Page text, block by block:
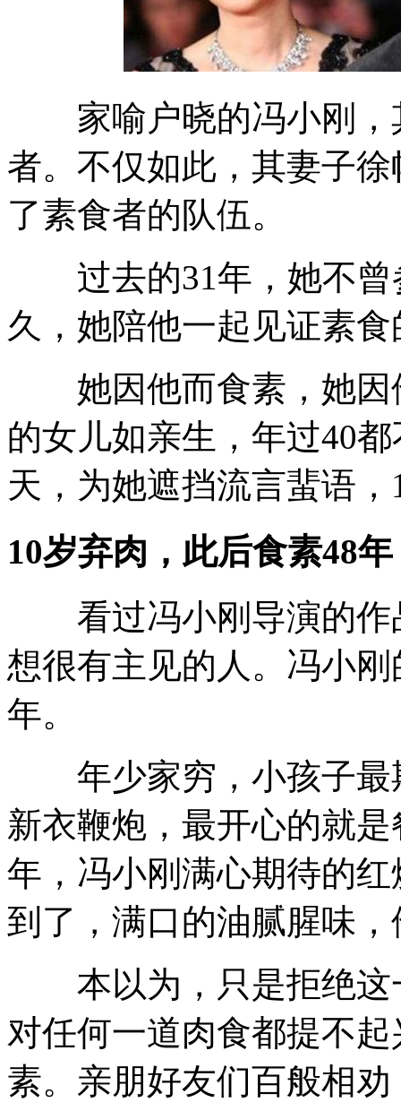
家喻户晓的冯小刚，
者。不仅如此，其妻子
了素食者的队伍。
过去的31年，她不曾
久，她陪他一起见证素
她因他而食素，她因
的女儿如亲生，年过40
天，为她遮挡流言蜚语
10岁弃肉，此后食素48年
看过冯小刚导演的作
想很有主见的人。冯小
年。
年少家穷，小孩子最
新衣鞭炮，最开心的就
年，冯小刚满心期待的
到了，满口的油腻腥味
本以为，只是拒绝这
对任何一道肉食都提不
素。亲朋好友们百般相